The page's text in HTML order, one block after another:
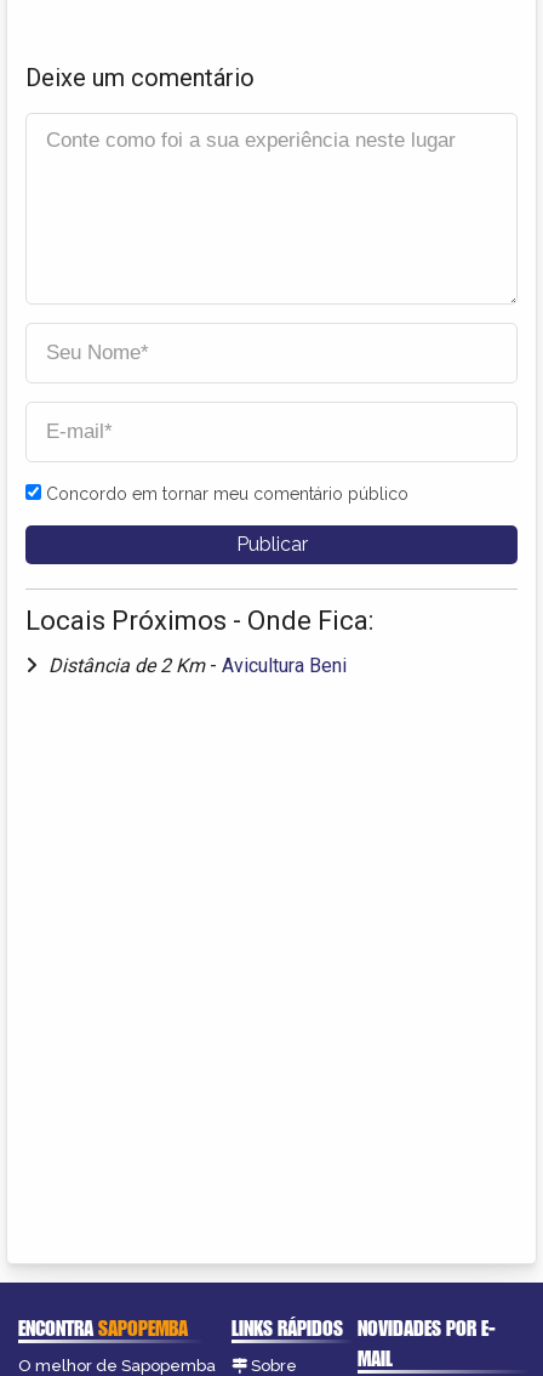
Deixe um comentário
Concordo em tornar meu comentário público
Locais Próximos - Onde Fica:
Distância de 2 Km - Avicultura Beni
ENCONTRASAPOPEMBA
O melhor de Sapopemba
LINKS RÁPIDOS
Sobre
NOVIDADES POR E-
MAIL